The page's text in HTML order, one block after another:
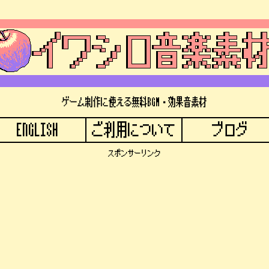
ゲーム制作に使える無料BGM・効果音素材
ENGLISH ご利用について ブログ
スポンサーリンク